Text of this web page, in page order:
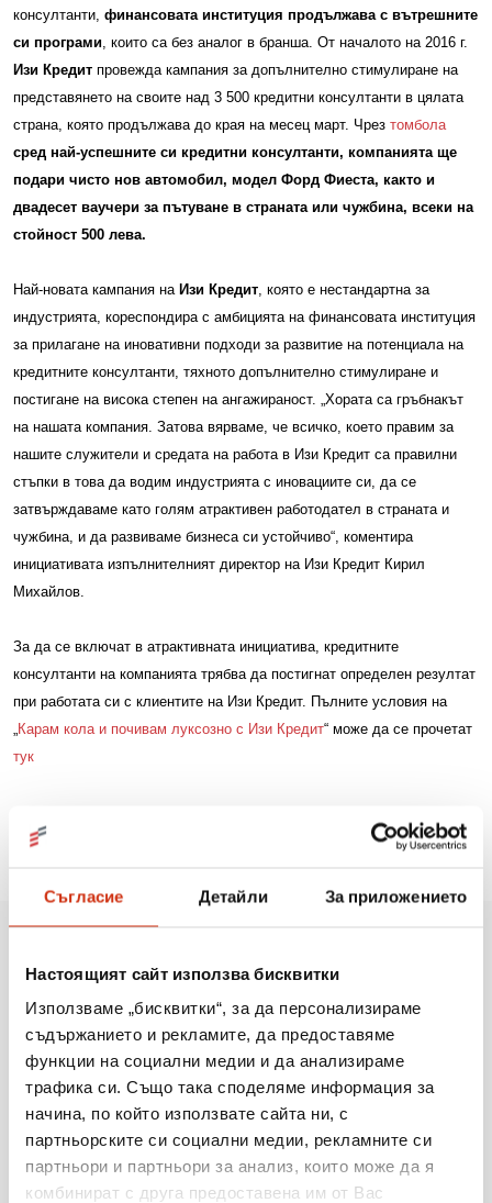
Съгласие Детайли За приложението
Настоящият сайт използва бисквитки
Използваме „бисквитки“, за да персонализираме
съдържанието и рекламите, да предоставяме
функции на социални медии и да анализираме
трафика си. Също така споделяме информация за
начина, по който използвате сайта ни, с
партньорските си социални медии, рекламните си
партньори и партньори за анализ, които може да я
комбинират с друга предоставена им от Вас
консултанти, финансовата институция продължава с вътрешните
си програми, които са без аналог в бранша. От началото на 2016 г.
Изи Кредит провежда кампания за допълнително стимулиране на
представянето на своите над 3 500 кредитни консултанти в цялата
страна, която продължава до края на месец март. Чрез томбола
сред най-успешните си кредитни консултанти, компанията ще
подари чисто нов автомобил, модел Форд Фиеста, както и
двадесет ваучери за пътуване в страната или чужбина, всеки на
стойност 500 лева.
Най-новата кампания на Изи Кредит, която е нестандартна за
индустрията, кореспондира с амбицията на финансовата институция
за прилагане на иновативни подходи за развитие на потенциала на
кредитните консултанти, тяхното допълнително стимулиране и
постигане на висока степен на ангажираност. „Хората са гръбнакът
на нашата компания. Затова вярваме, че всичко, което правим за
нашите служители и средата на работа в Изи Кредит са правилни
стъпки в това да водим индустрията с иновациите си, да се
затвърждаваме като голям атрактивен работодател в страната и
чужбина, и да развиваме бизнеса си устойчиво“, коментира
инициативата изпълнителният директор на Изи Кредит Кирил
Михайлов.
За да се включат в атрактивната инициатива, кредитните
консултанти на компанията трябва да постигнат определен резултат
при работата си с клиентите на Изи Кредит. Пълните условия на
„Карам кола и почивам луксозно с Изи Кредит“ може да се прочетат
тук
Още новини
06.08.2026
Когато мечтите оживяват: 206 детски рисунки, 3
сбъднати желания и 203 изненади
Виж повече